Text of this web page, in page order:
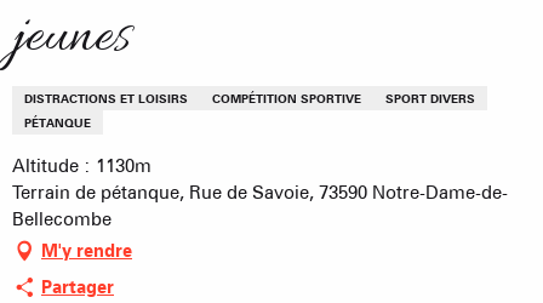
jeunes
DISTRACTIONS ET LOISIRS COMPÉTITION SPORTIVE
SPORT DIVERS
PÉTANQUE
Altitude : 1130m
Terrain de pétanque, Rue de Savoie, 73590 Notre-Dame-de-
Bellecombe
M'y rendre
Partager